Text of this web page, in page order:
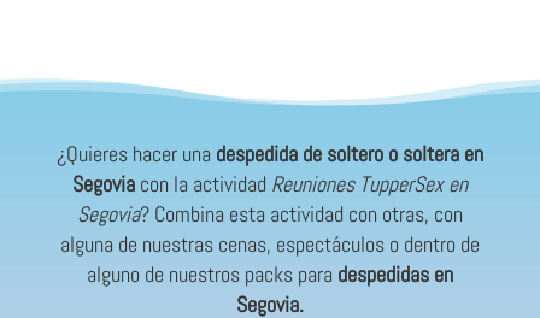
¿Quieres hacer una despedida de soltero o soltera en
Segoviacon la actividad Reuniones TupperSex en
Segovia? Combina esta actividad con otras, con
alguna de nuestras cenas, espectáculos o dentro de
alguno de nuestros packs para despedidas en
Segovia.